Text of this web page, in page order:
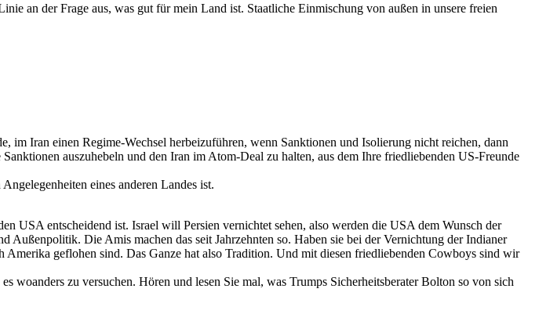
an der Frage aus, was gut für mein Land ist. Staatliche Einmischung von außen in unsere freien
Iran einen Regime-Wechsel herbeizuführen, wenn Sanktionen und Isolierung nicht reichen, dann
auszuhebeln und den Iran im Atom-Deal zu halten, aus dem Ihre friedliebenden US-Freunde
eines anderen Landes ist.
USA entscheidend ist. Israel will Persien vernichtet sehen, also werden die USA dem Wunsch der
Die Amis machen das seit Jahrzehnten so. Haben sie bei der Vernichtung der Indianer
geflohen sind. Das Ganze hat also Tradition. Und mit diesen friedliebenden Cowboys sind wir
zu versuchen. Hören und lesen Sie mal, was Trumps Sicherheitsberater Bolton so von sich